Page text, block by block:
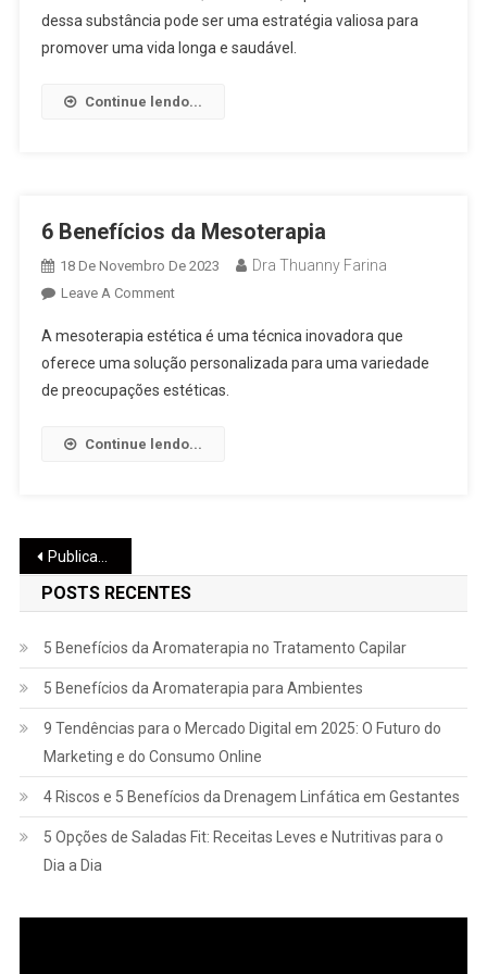
dessa substância pode ser uma estratégia valiosa para
promover uma vida longa e saudável.
Continue lendo...
6 Benefícios da Mesoterapia
18 De Novembro De 2023 Dra Thuanny Farina
Leave A Comment
A mesoterapia estética é uma técnica inovadora que
oferece uma solução personalizada para uma variedade
de preocupações estéticas.
Continue lendo...
Publicações mais antigas
POSTS RECENTES
5 Benefícios da Aromaterapia no Tratamento Capilar
5 Benefícios da Aromaterapia para Ambientes
9 Tendências para o Mercado Digital em 2025: O Futuro do
Marketing e do Consumo Online
4 Riscos e 5 Benefícios da Drenagem Linfática em Gestantes
5 Opções de Saladas Fit: Receitas Leves e Nutritivas para o
Dia a Dia